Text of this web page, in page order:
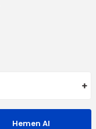
Hemen Al